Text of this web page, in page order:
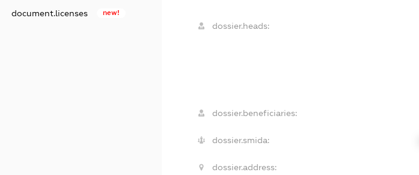
document.licenses new!
dossier.heads:
dossier.beneficiaries:
dossier.smida:
dossier.address: